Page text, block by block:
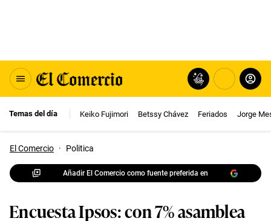
Temas del día Keiko Fujimori Betssy Chávez Feriados Jorge
El Comercio · Politica
Añadir El Comercio como fuente preferida en
Encuesta Ipsos: con 7% asamblea